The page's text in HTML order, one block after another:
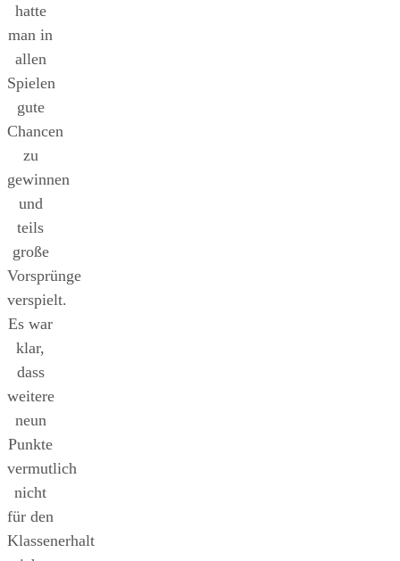
hatte
man in
allen
Spielen
gute
Chancen
zu
gewinnen
und
teils
große
Vorsprünge
verspielt.
Es war
klar,
dass
weitere
neun
Punkte
vermutlich
nicht
für den
Klassenerhalt